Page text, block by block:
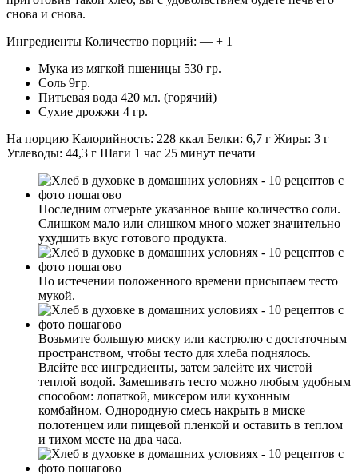
снова и снова.
Ингредиенты Количество порций: — + 1
Мука из мягкой пшеницы 530 гр.
Соль 9гр.
Питьевая вода 420 мл. (горячий)
Сухие дрожжи 4 гр.
На порцию Калорийность: 228 ккал Белки: 6,7 г Жиры: 3 г
Углеводы: 44,3 г Шаги 1 час 25 минут печати
Последним отмерьте указанное выше количество соли.
Слишком мало или слишком много может значительно
ухудшить вкус готового продукта.
По истечении положенного времени присыпаем тесто
мукой.
Возьмите большую миску или кастрюлю с достаточным
пространством, чтобы тесто для хлеба поднялось.
Влейте все ингредиенты, затем залейте их чистой
теплой водой. Замешивать тесто можно любым удобным
способом: лопаткой, миксером или кухонным
комбайном. Однородную смесь накрыть в миске
полотенцем или пищевой пленкой и оставить в теплом
и тихом месте на два часа.